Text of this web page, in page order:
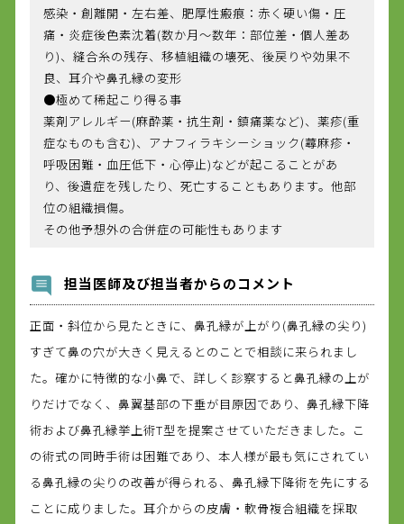
感染・創離開・左右差、肥厚性瘢痕：赤く硬い傷・圧
痛・炎症後色素沈着(数か月～数年：部位差・個人差あ
り)、縫合糸の残存、移植組織の壊死、後戻りや効果不
良、耳介や鼻孔縁の変形
●極めて稀起こり得る事
薬剤アレルギー(麻酔薬・抗生剤・鎮痛薬など)、薬疹(重
症なものも含む)、アナフィラキシーショック(蕁麻疹・
呼吸困難・血圧低下・心停止)などが起こることがあ
り、後遺症を残したり、死亡することもあります。他部
位の組織損傷。
その他予想外の合併症の可能性もあります
担当医師及び担当者からのコメント
正面・斜位から見たときに、鼻孔縁が上がり(鼻孔縁の尖り)
すぎて鼻の穴が大きく見えるとのことで相談に来られまし
た。確かに特徴的な小鼻で、詳しく診察すると鼻孔縁の上が
りだけでなく、鼻翼基部の下垂が目原因であり、鼻孔縁下降
術および鼻孔縁挙上術T型を提案させていただきました。こ
の術式の同時手術は困難であり、本人様が最も気にされてい
る鼻孔縁の尖りの改善が得られる、鼻孔縁下降術を先にする
ことに成りました。耳介からの皮膚・軟骨複合組織を採取